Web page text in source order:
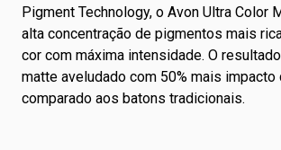
Pigment Technology, o Avon Ultra Color
alta concentração de pigmentos mais
cor com máxima intensidade. O
matte aveludado com 50% mais impacto
comparado aos batons tradicionais.